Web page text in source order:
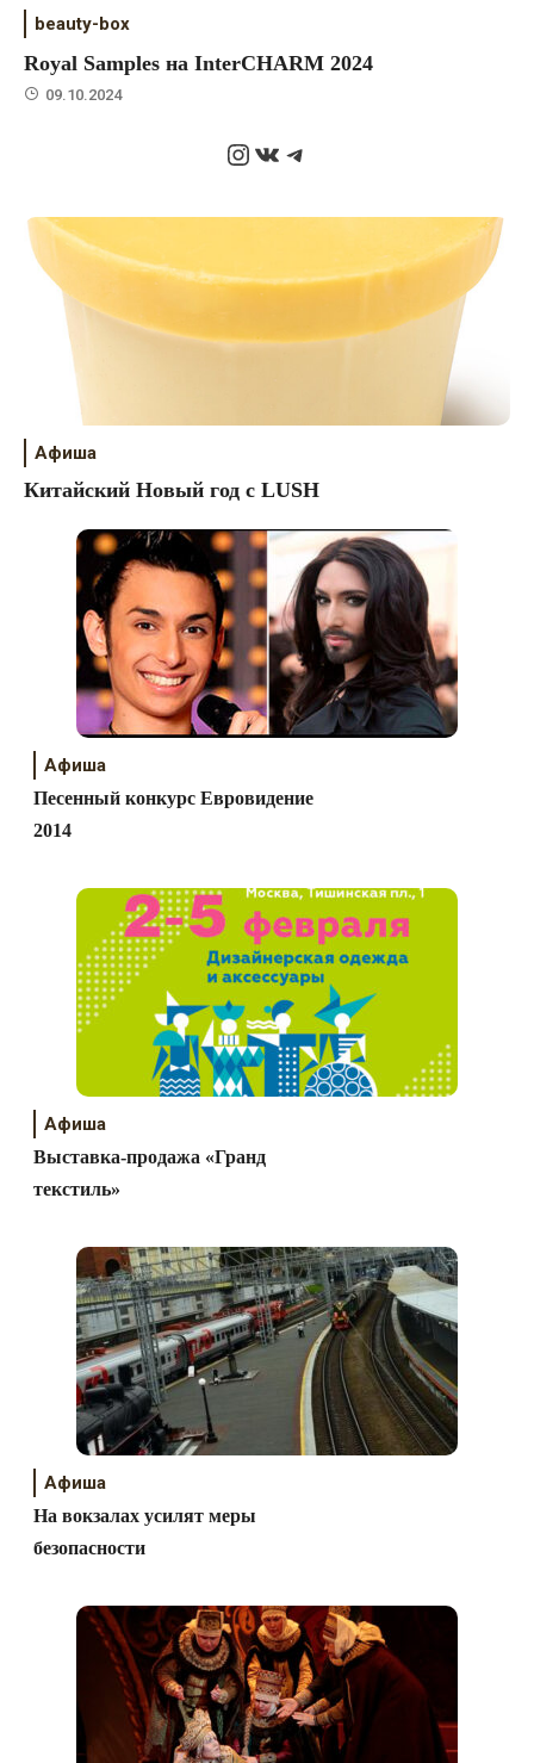
beauty-box
Royal Samples на InterCHARM 2024
09.10.2024
Instagram
ВКонтакте
Telegram
Афиша
Китайский Новый год с LUSH
Афиша
Песенный конкурс Евровидение
2014
Афиша
Выставка-продажа «Гранд
текстиль»
Афиша
На вокзалах усилят меры
безопасности